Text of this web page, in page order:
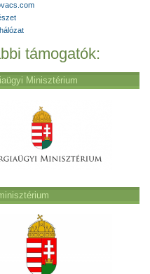
támogatók:
Minisztérium